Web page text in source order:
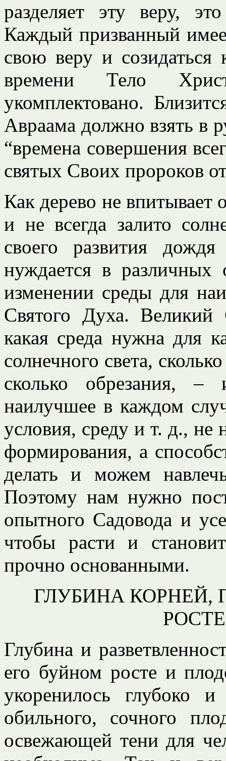
разделяет эту веру,
Каждый призванный
свою веру и
времени Тело
укомплектовано.
Авраама должно взять в
“времена совершения
святых Своих пророков
Как дерево не впитывает
и не всегда залито
своего развития
нуждается в различных
изменении среды для
Святого Духа.
какая среда нужна для
солнечного света,
сколько обрезания,
наилучшее в каждом
условия, среду и т. д., не
формирования, а
делать и можем
Поэтому нам нужно
опытного Садовода и
чтобы расти и
прочно основанными.
ГЛУБИНА
Глубина и
его буйном росте и
укоренилось глубоко
обильного, сочного
освежающей тени для